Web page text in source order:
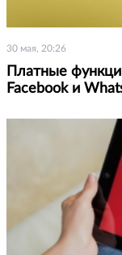
30 мая, 20:26
Платные
Facebook и